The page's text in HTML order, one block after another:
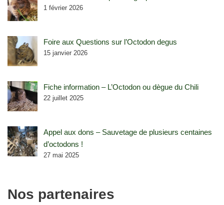
1 février 2026
Foire aux Questions sur l’Octodon degus
15 janvier 2026
Fiche information – L’Octodon ou dègue du Chili
22 juillet 2025
Appel aux dons – Sauvetage de plusieurs centaines
d’octodons !
27 mai 2025
Nos partenaires